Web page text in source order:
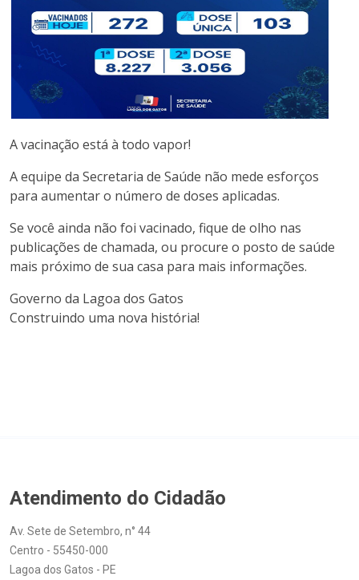
A vacinação está à todo vapor!
A equipe da Secretaria de Saúde não mede esforços
para aumentar o número de doses aplicadas.
Se você ainda não foi vacinado, fique de olho nas
publicações de chamada, ou procure o posto de saúde
mais próximo de sua casa para mais informações.
Governo da Lagoa dos Gatos
Construindo uma nova história!
Atendimento do Cidadão
Av. Sete de Setembro, n° 44
Centro - 55450-000
Lagoa dos Gatos - PE